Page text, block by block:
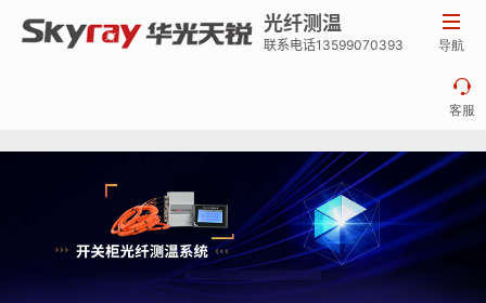
光纤测温
联系电话13599070393

导航

客服